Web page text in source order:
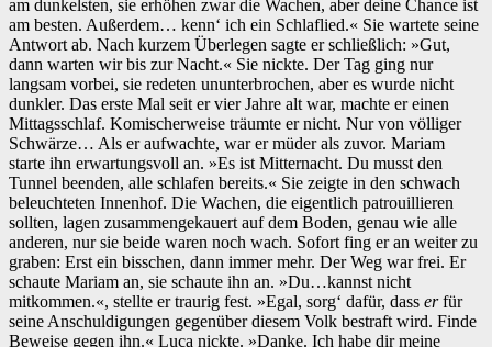
am dunkelsten, sie erhöhen zwar die Wachen, aber deine Chance ist
am besten. Außerdem… kenn‘ ich ein Schlaflied.« Sie wartete seine
Antwort ab. Nach kurzem Überlegen sagte er schließlich: »Gut,
dann warten wir bis zur Nacht.« Sie nickte. Der Tag ging nur
langsam vorbei, sie redeten ununterbrochen, aber es wurde nicht
dunkler. Das erste Mal seit er vier Jahre alt war, machte er einen
Mittagsschlaf. Komischerweise träumte er nicht. Nur von völliger
Schwärze… Als er aufwachte, war er müder als zuvor. Mariam
starte ihn erwartungsvoll an. »Es ist Mitternacht. Du musst den
Tunnel beenden, alle schlafen bereits.« Sie zeigte in den schwach
beleuchteten Innenhof. Die Wachen, die eigentlich patrouillieren
sollten, lagen zusammengekauert auf dem Boden, genau wie alle
anderen, nur sie beide waren noch wach. Sofort fing er an weiter zu
graben: Erst ein bisschen, dann immer mehr. Der Weg war frei. Er
schaute Mariam an, sie schaute ihn an. »Du…kannst nicht
mitkommen.«, stellte er traurig fest. »Egal, sorg‘ dafür, dass erfür
seine Anschuldigungen gegenüber diesem Volk bestraft wird. Finde
Beweise gegen ihn.« Luca nickte. »Danke. Ich habe dir meine